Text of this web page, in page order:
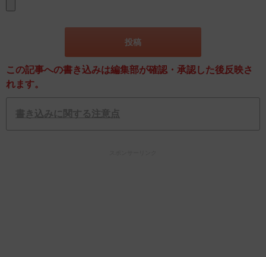
この記事への書き込みは編集部が確認・承認した後反映さ
れます。
書き込みに関する注意点